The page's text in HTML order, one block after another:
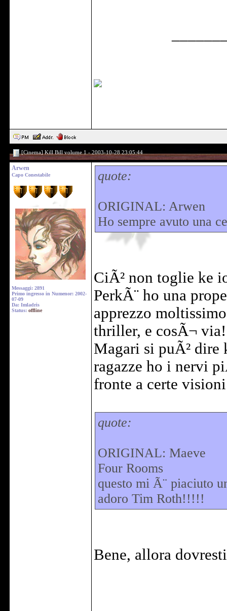
[Cinema] Kill Bill volume 1 - 2003-10-28 23:05:44
Arwen
Capo Conestabile
Messaggi: 2891
Primo ingresso in Numenor: 2002-
07-09
Da: Imladris
Status: offline
quote:
ORIGINAL: Arwen
Ho sempre avuto una
CiÃ² non toglie ke
PerkÃ¨ ho una
apprezzo
thriller, e cosÃ¬ via!
Magari si puÃ² dire
ragazze ho i nervi
fronte a certe
quote:
ORIGINAL: Maeve
Four Rooms
questo mi Ã¨ piaciuto
adoro Tim Roth!!!!!
Bene, allora